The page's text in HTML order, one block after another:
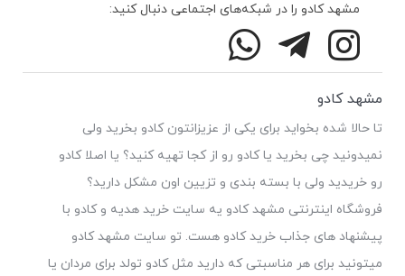
مشهد کادو را در شبکه‌های اجتماعی دنبال کنید:
مشهد کادو
تا حالا شده بخواید برای یکی از عزیزانتون کادو بخرید ولی
نمیدونید چی بخرید یا کادو رو از کجا تهیه کنید؟ یا اصلا کادو
رو خریدید ولی با بسته بندی و تزیین اون مشکل دارید؟
فروشگاه اینترنتی مشهد کادو یه سایت خرید هدیه و کادو با
پیشنهاد های جذاب خرید کادو هست. تو سایت مشهد کادو
میتونید برای هر مناسبتی که دارید مثل کادو تولد برای مردان یا